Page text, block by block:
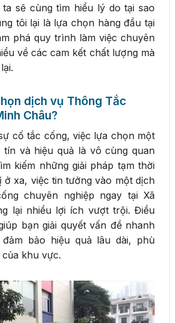
sẽ cùng tìm hiểu lý do tại sao
tôi lại là lựa chọn hàng đầu tại
phá quy trình làm việc chuyên
về các cam kết chất lượng mà
dịch vụ Thông Tắc
Châu?
cố tắc cống, việc lựa chọn một
và hiệu quả là vô cùng quan
kiếm những giải pháp tạm thời
ở xa, việc tin tưởng vào một dịch
chuyên nghiệp ngay tại Xã
lại nhiều lợi ích vượt trội. Điều
bạn giải quyết vấn đề nhanh
bảo hiệu quả lâu dài, phù
khu vực.